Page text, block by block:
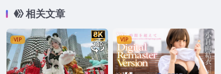
相关文章
VIP VIP